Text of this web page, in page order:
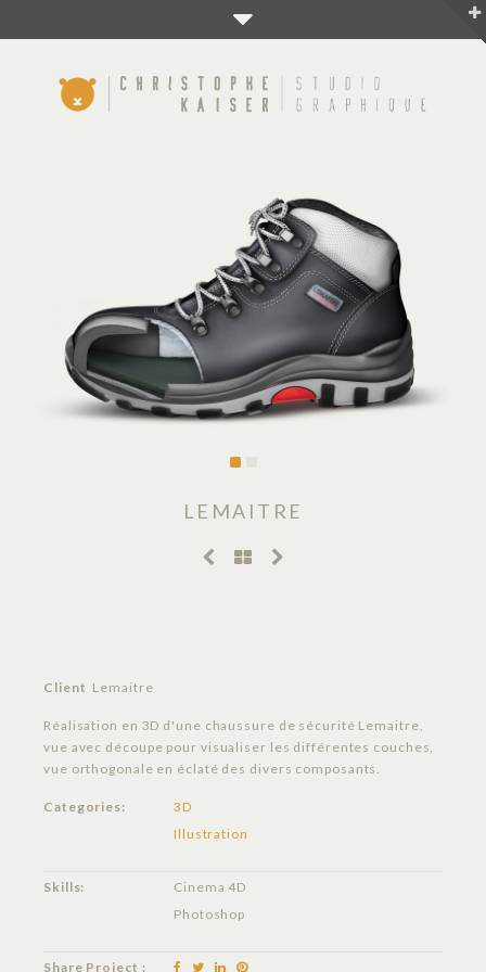
LEMAITRE
Client Lemaitre
Réalisation en 3D d'une chaussure de sécurité Lemaitre,
vue avec découpe pour visualiser les différentes couches,
vue orthogonale en éclaté des divers composants.
Categories:
3D
Illustration
Skills:
Cinema 4D
Photoshop
Share Project :